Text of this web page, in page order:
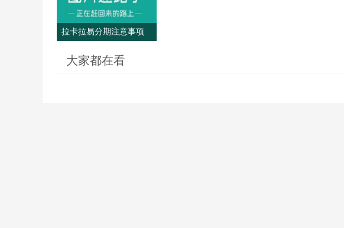
拉卡拉易分期注意事项
大家都在看